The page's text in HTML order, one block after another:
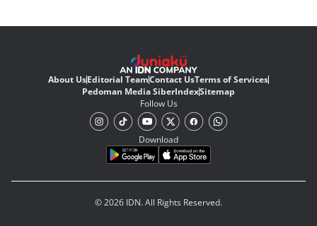
About UsEditorial TeamContact UsTerms of Services
Pedoman Media SiberIndexSitemap
Follow Us
Download
© 2026 IDN. All Rights Reserved.